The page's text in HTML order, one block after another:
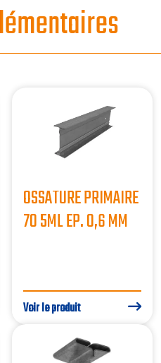
OSSATURE PRIMAIRE
70 5ML EP. 0,6 MM
Voir le produit